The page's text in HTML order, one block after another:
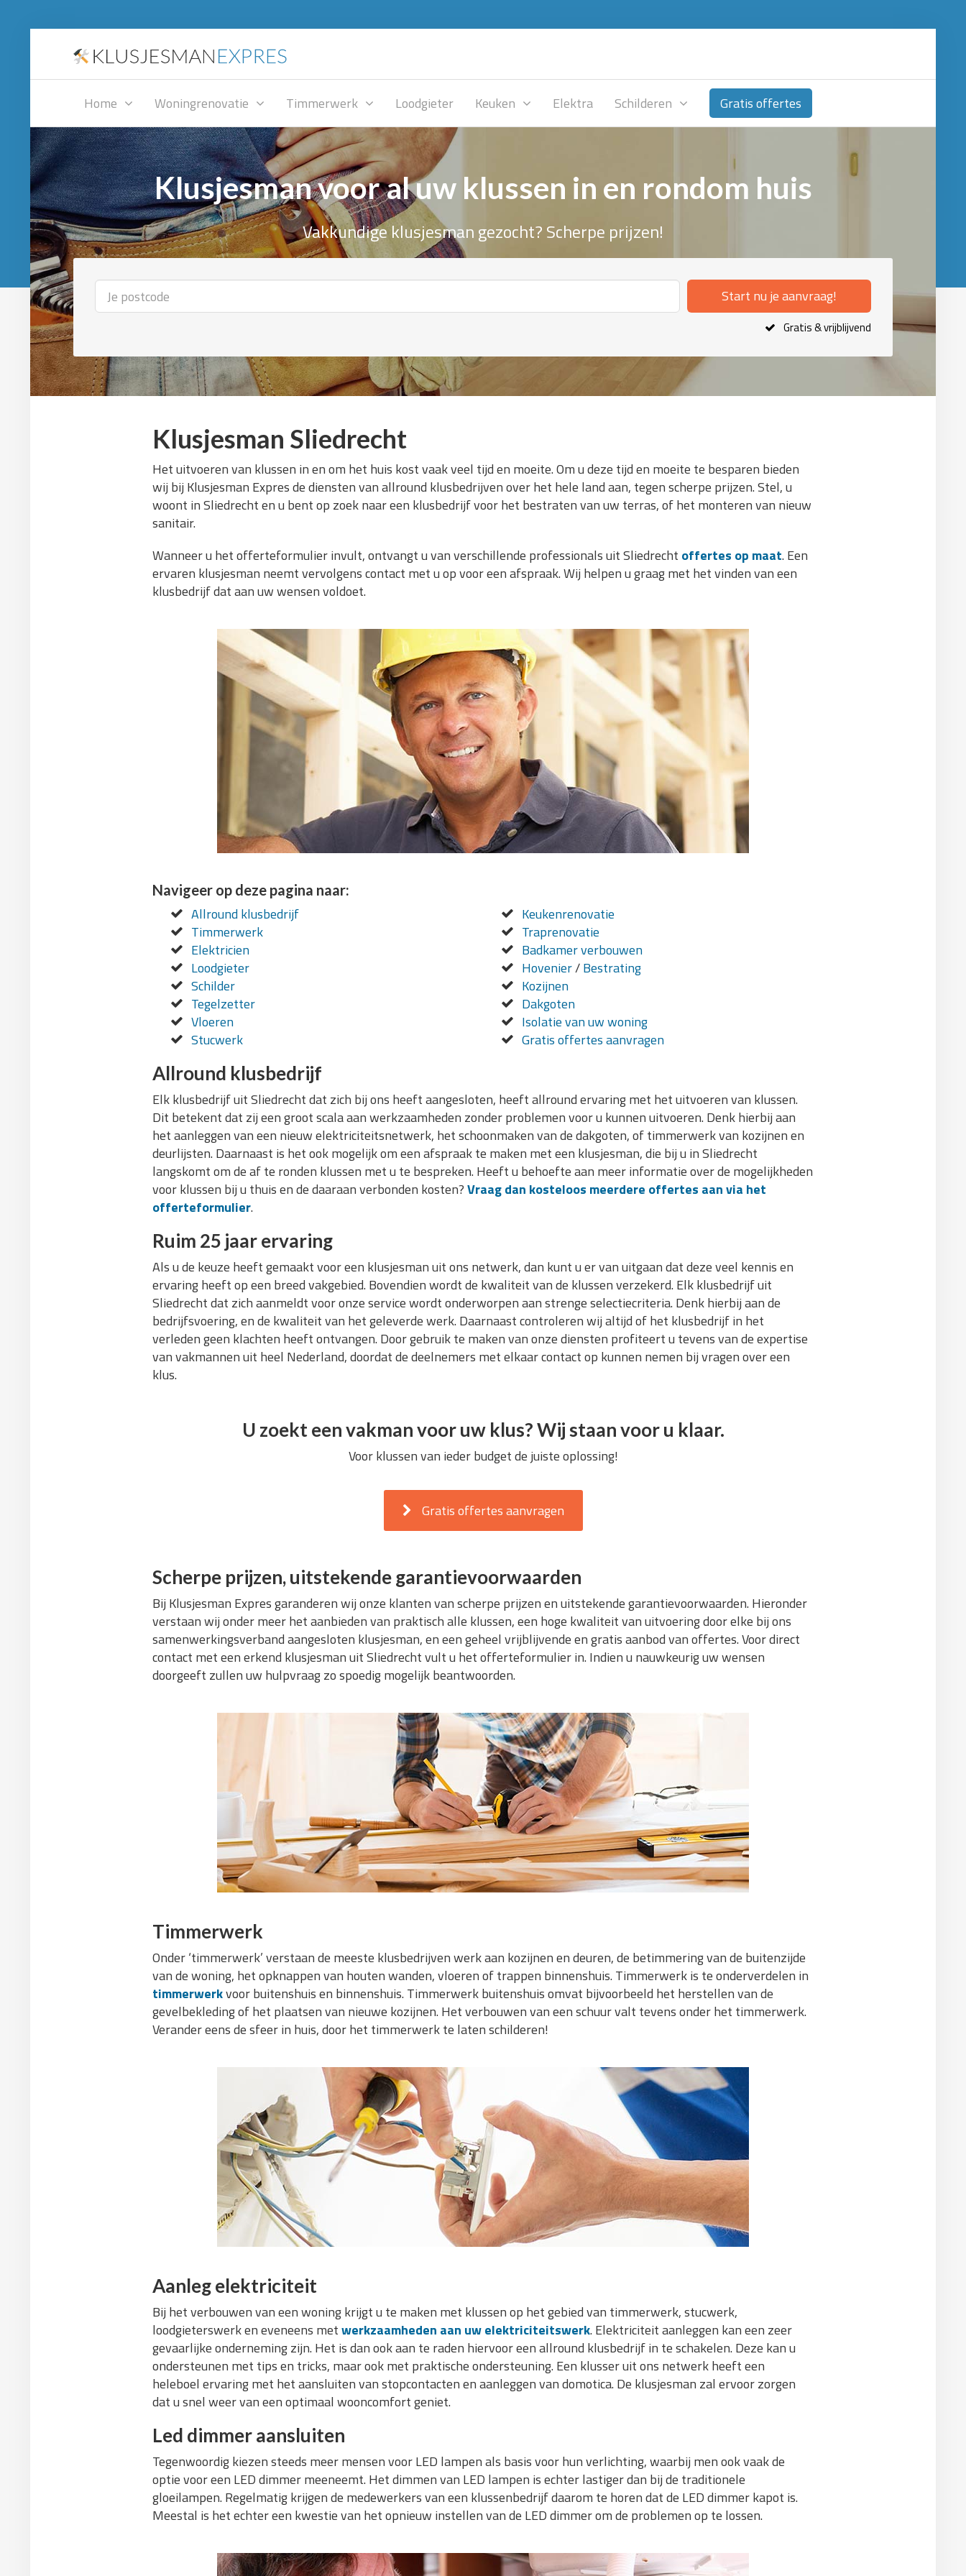
Home Woningrenovatie Timmerwerk Loodgieter Keuken Elektra Schilderen Gratis offertes
Klusjesman voor al uw klussen in en rondom huis
Vakkundige klusjesman gezocht? Scherpe prijzen!
Start nu je aanvraag!
Gratis & vrijblijvend
Klusjesman Sliedrecht
Het uitvoeren van klussen in en om het huis kost vaak veel tijd en moeite. Om u deze tijd en moeite te besparen bieden
wij bij Klusjesman Expres de diensten van allround klusbedrijven over het hele land aan, tegen scherpe prijzen. Stel, u
woont in Sliedrecht en u bent op zoek naar een klusbedrijf voor het bestraten van uw terras, of het monteren van nieuw
sanitair.
Wanneer u het offerteformulier invult, ontvangt u van verschillende professionals uit Sliedrecht offertes op maat. Een
ervaren klusjesman neemt vervolgens contact met u op voor een afspraak. Wij helpen u graag met het vinden van een
klusbedrijf dat aan uw wensen voldoet.
Navigeer op deze pagina naar:
Allround klusbedrijf
Timmerwerk
Elektricien
Loodgieter
Schilder
Tegelzetter
Vloeren
Stucwerk
Keukenrenovatie
Traprenovatie
Badkamer verbouwen
Hovenier/Bestrating
Kozijnen
Dakgoten
Isolatie van uw woning
Gratis offertes aanvragen
Allround klusbedrijf
Elk klusbedrijf uit Sliedrecht dat zich bij ons heeft aangesloten, heeft allround ervaring met het uitvoeren van klussen.
Dit betekent dat zij een groot scala aan werkzaamheden zonder problemen voor u kunnen uitvoeren. Denk hierbij aan
het aanleggen van een nieuw elektriciteitsnetwerk, het schoonmaken van de dakgoten, of timmerwerk van kozijnen en
deurlijsten. Daarnaast is het ook mogelijk om een afspraak te maken met een klusjesman, die bij u in Sliedrecht
langskomt om de af te ronden klussen met u te bespreken. Heeft u behoefte aan meer informatie over de mogelijkheden
voor klussen bij u thuis en de daaraan verbonden kosten?Vraag dan kosteloos meerdere offertes aan via het
offerteformulier.
Ruim 25 jaar ervaring
Als u de keuze heeft gemaakt voor een klusjesman uit ons netwerk, dan kunt u er van uitgaan dat deze veel kennis en
ervaring heeft op een breed vakgebied. Bovendien wordt de kwaliteit van de klussen verzekerd. Elk klusbedrijf uit
Sliedrecht dat zich aanmeldt voor onze service wordt onderworpen aan strenge selectiecriteria. Denk hierbij aan de
bedrijfsvoering, en de kwaliteit van het geleverde werk. Daarnaast controleren wij altijd of het klusbedrijf in het
verleden geen klachten heeft ontvangen. Door gebruik te maken van onze diensten profiteert u tevens van de expertise
van vakmannen uit heel Nederland, doordat de deelnemers met elkaar contact op kunnen nemen bij vragen over een
klus.
U zoekt een vakman voor uw klus? Wij staan voor u klaar.
Voor klussen van ieder budget de juiste oplossing!
Gratis offertes aanvragen
Scherpe prijzen, uitstekende garantievoorwaarden
Bij Klusjesman Expres garanderen wij onze klanten van scherpe prijzen en uitstekende garantievoorwaarden. Hieronder
verstaan wij onder meer het aanbieden van praktisch alle klussen, een hoge kwaliteit van uitvoering door elke bij ons
samenwerkingsverband aangesloten klusjesman, en een geheel vrijblijvende en gratis aanbod van offertes. Voor direct
contact met een erkend klusjesman uit Sliedrecht vult u het offerteformulier in. Indien u nauwkeurig uw wensen
doorgeeft zullen uw hulpvraag zo spoedig mogelijk beantwoorden.
Timmerwerk
Onder ‘timmerwerk’ verstaan de meeste klusbedrijven werk aan kozijnen en deuren, de betimmering van de buitenzijde
van de woning, het opknappen van houten wanden, vloeren of trappen binnenshuis. Timmerwerk is te onderverdelen in
timmerwerkvoor buitenshuis en binnenshuis. Timmerwerk buitenshuis omvat bijvoorbeeld het herstellen van de
gevelbekleding of het plaatsen van nieuwe kozijnen. Het verbouwen van een schuur valt tevens onder het timmerwerk.
Verander eens de sfeer in huis, door het timmerwerk te laten schilderen!
Aanleg elektriciteit
Bij het verbouwen van een woning krijgt u te maken met klussen op het gebied van timmerwerk, stucwerk,
loodgieterswerk en eveneens metwerkzaamheden aan uw elektriciteitswerk. Elektriciteit aanleggen kan een zeer
gevaarlijke onderneming zijn. Het is dan ook aan te raden hiervoor een allround klusbedrijf in te schakelen. Deze kan u
ondersteunen met tips en tricks, maar ook met praktische ondersteuning. Een klusser uit ons netwerk heeft een
heleboel ervaring met het aansluiten van stopcontacten en aanleggen van domotica. De klusjesman zal ervoor zorgen
dat u snel weer van een optimaal wooncomfort geniet.
Led dimmer aansluiten
Tegenwoordig kiezen steeds meer mensen voor LED lampen als basis voor hun verlichting, waarbij men ook vaak de
optie voor een LED dimmer meeneemt. Het dimmen van LED lampen is echter lastiger dan bij de traditionele
gloeilampen. Regelmatig krijgen de medewerkers van een klussenbedrijf daarom te horen dat de LED dimmer kapot is.
Meestal is het echter een kwestie van het opnieuw instellen van de LED dimmer om de problemen op te lossen.